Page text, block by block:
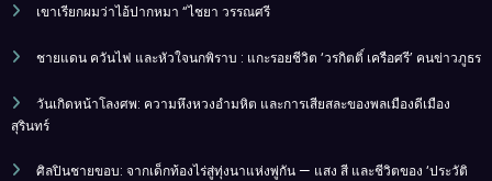
เขาเรียกผมว่าไอ้ปากหมา “ไชยา วรรณศรี
ชายแดน ควันไฟ และหัวใจนกพิราบ : แกะรอยชีวิต ‘วรกิตติ์ เครือศรี’ คนข่าวภูธร
วันเกิดหน้าโลงศพ: ความหึงหวงอำมหิต และการเสียสละของพลเมืองดีเมือง
สุรินทร์
ศิลปินชายขอบ: จากเด็กท้องไร่สู่ทุ่งนาแห่งพู่กัน — แสง สี และชีวิตของ ‘ประวัติ